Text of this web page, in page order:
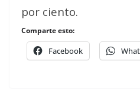
por ciento.
Comparte esto:
Facebook